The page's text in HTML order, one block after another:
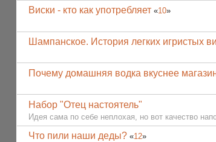
Виски - кто как употребляет «10»
Шампанское. История легких игристых
Почему домашняя водка вкуснее
Набор "Отец настоятель"
Идея сама по себе неплохая, но вот качество
Что пили наши деды?«12»